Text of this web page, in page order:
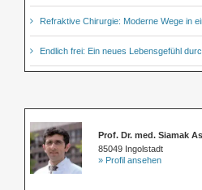
Refraktive Chirurgie: Moderne Wege in
Endlich frei: Ein neues Lebensgefühl
Prof. Dr. med. Siamak
85049 Ingolstadt
» Profil ansehen